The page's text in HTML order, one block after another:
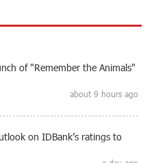
of "Remember the Animals"
about 9 hours ago
on IDBank’s ratings to